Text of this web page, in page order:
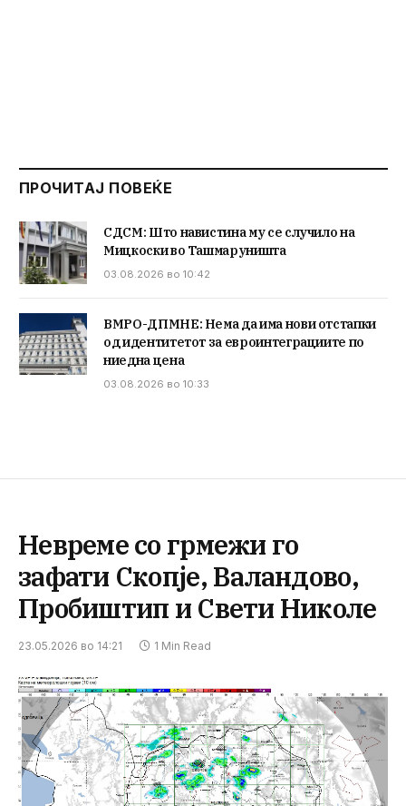
ПРОЧИТАЈ ПОВЕЌЕ
СДСМ: Што навистина му се случило на
Мицкоски во Ташмаруништа
03.08.2026 во 10:42
ВМРО-ДПМНЕ: Нема да има нови отстапки
од идентитетот за евроинтеграциите по
ниедна цена
03.08.2026 во 10:33
Невреме со грмежи го
зафати Скопје, Валандово,
Пробиштип и Свети Николе
23.05.2026 во 14:21 1 Min Read